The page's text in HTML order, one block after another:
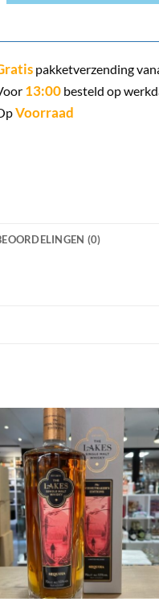
pakketverzending
13:00 besteld op
Voorraad
(0)